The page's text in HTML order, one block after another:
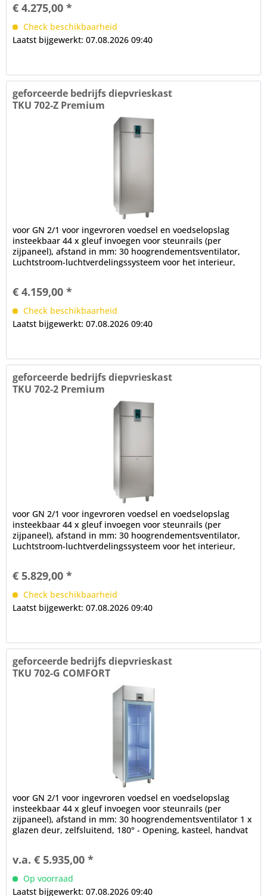
€ 4.275,00 *
Check beschikbaarheid
Laatst bijgewerkt: 07.08.2026 09:40
geforceerde bedrijfs diepvrieskast
TKU 702-Z Premium
voor GN 2/1 voor ingevroren voedsel en voedselopslag
insteekbaar 44 x gleuf invoegen voor steunrails (per
zijpaneel), afstand in mm: 30 hoogrendementsventilator,
Luchtstroom-luchtverdelingssysteem voor het interieur,
€ 4.159,00 *
Check beschikbaarheid
Laatst bijgewerkt: 07.08.2026 09:40
geforceerde bedrijfs diepvrieskast
TKU 702-2 Premium
voor GN 2/1 voor ingevroren voedsel en voedselopslag
insteekbaar 44 x gleuf invoegen voor steunrails (per
zijpaneel), afstand in mm: 30 hoogrendementsventilator,
Luchtstroom-luchtverdelingssysteem voor het interieur,
€ 5.829,00 *
Check beschikbaarheid
Laatst bijgewerkt: 07.08.2026 09:40
geforceerde bedrijfs diepvrieskast
TKU 702-G COMFORT
voor GN 2/1 voor ingevroren voedsel en voedselopslag
insteekbaar 44 x gleuf invoegen voor steunrails (per
zijpaneel), afstand in mm: 30 hoogrendementsventilator 1 x
glazen deur, zelfsluitend, 180° - Opening, kasteel, handvat
v.a. € 5.935,00 *
Op voorraad
Laatst bijgewerkt: 07.08.2026 09:40